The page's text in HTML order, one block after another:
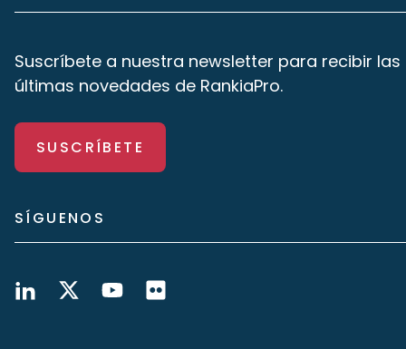
Suscríbete a nuestra newsletter para recibir las
últimas novedades de RankiaPro.
SUSCRÍBETE
SÍGUENOS